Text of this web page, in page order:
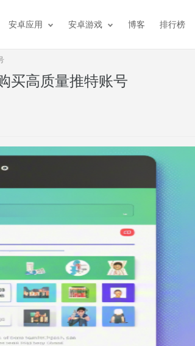
安卓应用 安卓游戏 博客 排行榜
买高质量推特账号